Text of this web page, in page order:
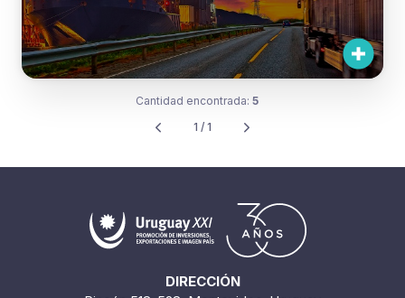
Cantidad encontrada: 5
1 / 1
DIRECCIÓN